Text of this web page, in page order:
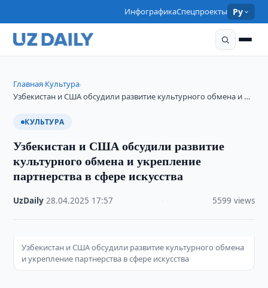
ИнфографикаСпецпроекты Ру
Главная›Культура›
Узбекистан и США обсудили развитие культурного обмена и …
КУЛЬТУРА
Узбекистан и США обсудили развитие
культурного обмена и укрепление
партнерства в сфере искусства
UzDaily ·28.04.2025 17:57 5599 views
Узбекистан и США обсудили развитие культурного обмена
и укрепление партнерства в сфере искусства